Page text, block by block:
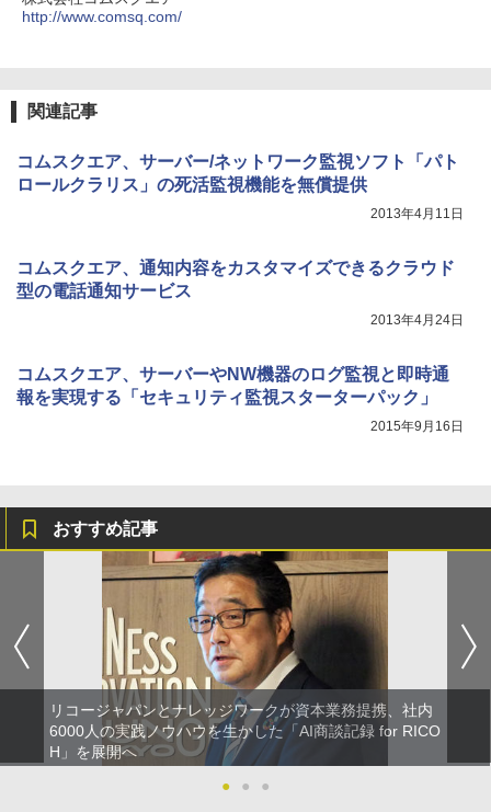
http://www.comsq.com/
関連記事
コムスクエア、サーバー/ネットワーク監視ソフト「パト
ロールクラリス」の死活監視機能を無償提供
2013年4月11日
コムスクエア、通知内容をカスタマイズできるクラウド
型の電話通知サービス
2013年4月24日
コムスクエア、サーバーやNW機器のログ監視と即時通
報を実現する「セキュリティ監視スターターパック」
2015年9月16日
おすすめ記事
リコージャパンとナレッジワークが資本業務提携、社内
6000人の実践ノウハウを生かした「AI商談記録 for RICO
H」を展開へ
●
● ●